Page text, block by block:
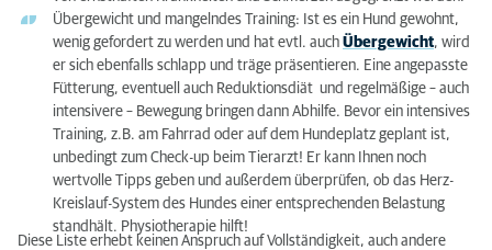
Übergewicht und mangelndes Training: Ist es ein Hund gewohnt,
wenig gefordert zu werden und hat evtl. auch Übergewicht, wird
er sich ebenfalls schlapp und träge präsentieren. Eine angepasste
Fütterung, eventuell auch Reduktionsdiät und regelmäßige – auch
intensivere – Bewegung bringen dann Abhilfe. Bevor ein intensives
Training, z.B. am Fahrrad oder auf dem Hundeplatz geplant ist,
unbedingt zum Check-up beim Tierarzt! Er kann Ihnen noch
wertvolle Tipps geben und außerdem überprüfen, ob das Herz-
Kreislauf-System des Hundes einer entsprechenden Belastung
standhält. Physiotherapie hilft!
Diese Liste erhebt keinen Anspruch auf Vollständigkeit, auch andere